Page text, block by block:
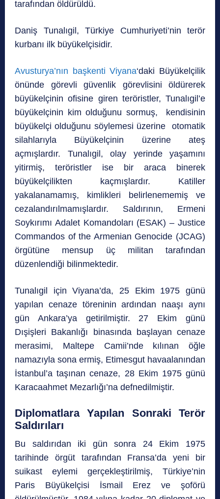
tarafından öldürüldü.
Daniş Tunalıgil, Türkiye Cumhuriyeti’nin terör
kurbanı ilk büyükelçisidir.
Avusturya’nın başkenti Viyana‘daki Büyükelçilik
önünde görevli güvenlik görevlisini öldürerek
büyükelçinin ofisine giren teröristler, Tunalıgil’e
büyükelçinin kim olduğunu sormuş, kendisinin
büyükelçi olduğunu söylemesi üzerine otomatik
silahlarıyla Büyükelçinin üzerine ateş
açmışlardır. Tunalıgil, olay yerinde yaşamını
yitirmiş, teröristler ise bir araca binerek
büyükelçilikten kaçmışlardır. Katiller
yakalanamamış, kimlikleri belirlenememiş ve
cezalandırılmamışlardır. Saldırının, Ermeni
Soykırımı Adalet Komandoları (ESAK) – Justice
Commandos of the Armenian Genocide (JCAG)
örgütüne mensup üç militan tarafından
düzenlendiği bilinmektedir.
Tunalıgil için Viyana’da, 25 Ekim 1975 günü
yapılan cenaze töreninin ardından naaşı aynı
gün Ankara’ya getirilmiştir. 27 Ekim günü
Dışişleri Bakanlığı binasında başlayan cenaze
merasimi, Maltepe Camii’nde kılınan öğle
namazıyla sona ermiş, Etimesgut havaalanından
İstanbul’a taşınan cenaze, 28 Ekim 1975 günü
Karacaahmet Mezarlığı’na defnedilmiştir.
Diplomatlara Yapılan Sonraki Terör
Saldırıları
Bu saldırıdan iki gün sonra 24 Ekim 1975
tarihinde örgüt tarafından Fransa’da yeni bir
suikast eylemi gerçekleştirilmiş, Türkiye’nin
Paris Büyükelçisi İsmail Erez ve şoförü